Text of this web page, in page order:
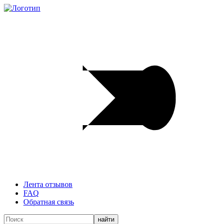
Лента отзывов
FAQ
Обратная связь